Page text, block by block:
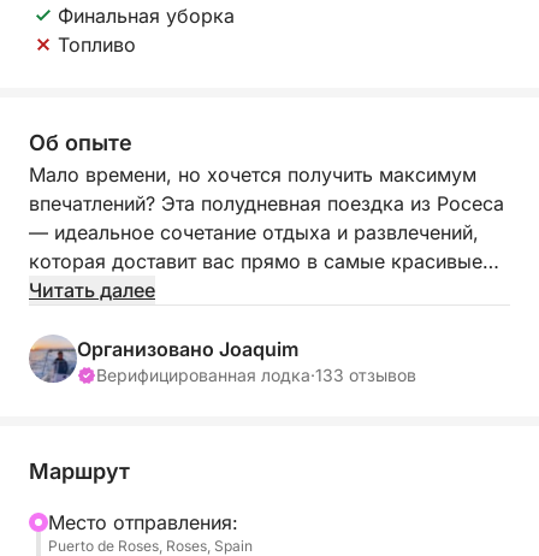
Финальная уборка
Топливо
Об опыте
Мало времени, но хочется получить максимум
впечатлений? Эта полудневная поездка из Росеса
— идеальное сочетание отдыха и развлечений,
которая доставит вас прямо в самые красивые
места побережья Коста-Брава.
Уже через несколько минут вы будете плыть
мимо скалистых утесов в чистые, манящие воды.
Хоакимом перед отправлением, поэтому вы
настроение.
Читать далее
Организовано Joaquim
Верифицированная лодка·133 отзывов
Маршрут
Mесто отправления:
Puerto de Roses, Roses, Spain